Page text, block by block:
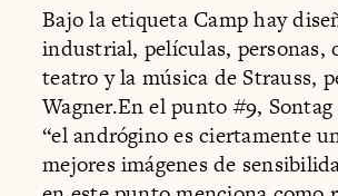
Bajo la etiqueta Camp hay
industrial, películas, personas,
teatro y la música de Strauss,
Wagner.En el punto #9,
“el andrógino es ciertamente
mejores imágenes de